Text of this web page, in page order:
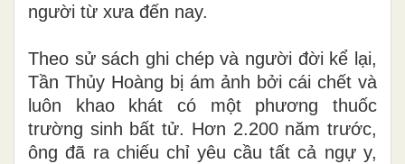
người từ xưa đến nay.
Theo sử sách ghi chép và người đời kể lại,
Tần Thủy Hoàng bị ám ảnh bởi cái chết và
luôn khao khát có một phương thuốc
trường sinh bất tử. Hơn 2.200 năm trước,
ông đã ra chiếu chỉ yêu cầu tất cả ngự y,